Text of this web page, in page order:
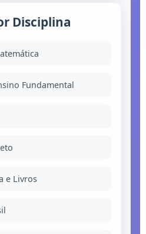
Disciplina
Fundamental
e Livros